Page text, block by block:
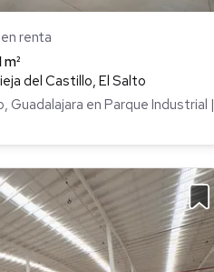
en renta
del Castillo, El Salto
Guadalajara en Parque Industrial |